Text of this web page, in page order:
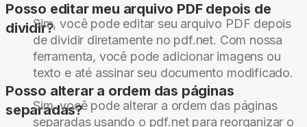
Posso editar meu arquivo PDF depois de
dividir?Sim, você pode editar seu arquivo PDF depois
de dividir diretamente no pdf.net. Com nossa
ferramenta, você pode adicionar imagens ou
texto e até assinar seu documento modificado.
Posso alterar a ordem das páginas
separadas?
Sim, você pode alterar a ordem das páginas
separadas usando o pdf.net para reorganizar o